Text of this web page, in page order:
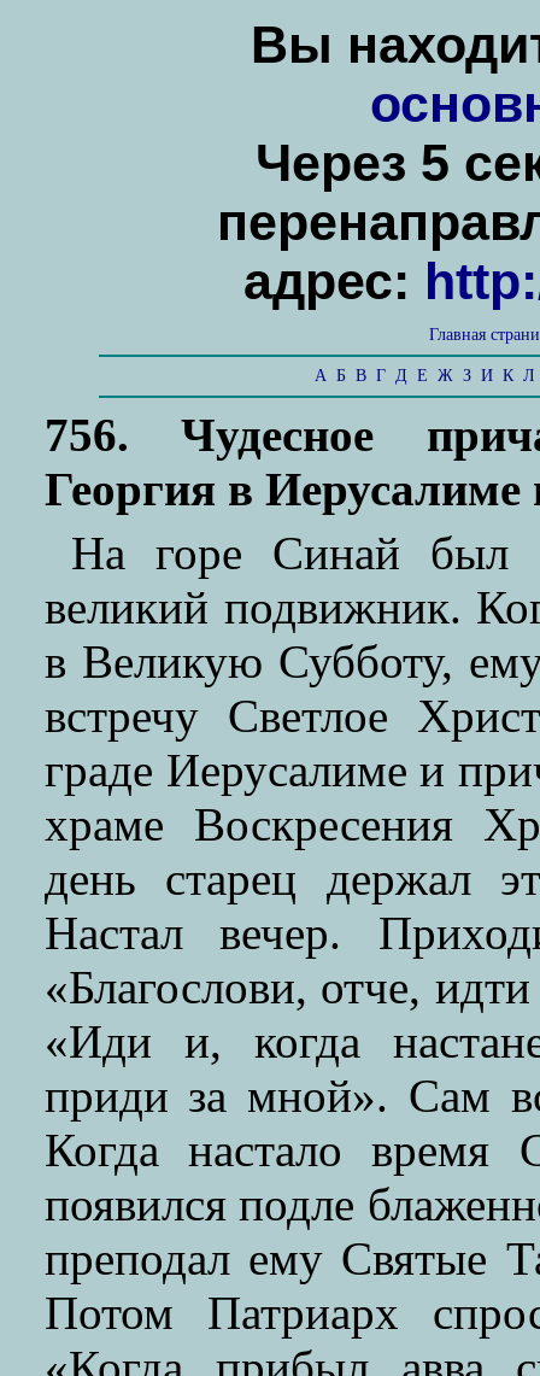
Вы
Через 5
адрес:
Главная
А Б В Г Д Е Ж З И К Л
756. Чудесное
Георгия в
На горе Синай был
великий подвижник.
в Великую Субботу,
встречу Светлое
граде Иерусалиме и
храме Воскресения
день старец держал
Настал вечер.
«Благослови, отче,
«Иди и, когда
приди за мной». Сам
Когда настало время
появился подле
преподал ему Святые
Потом Патриарх